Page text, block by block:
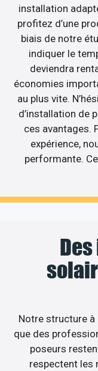
installation
profitez d’une
biais de notre
indiquer le
deviendra
économies
au plus vite.
d’installation de
ces avantages.
expérience,
performante.
Notre structure à
que des
poseurs
respectent les